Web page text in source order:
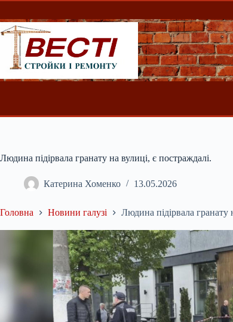
Перейти
вмісту
Людина підірвала гранату на вулиці, є постраждалі.
Катерина Хоменко 13.05.2026
Головна Новини галузі Людина підірвала гранату